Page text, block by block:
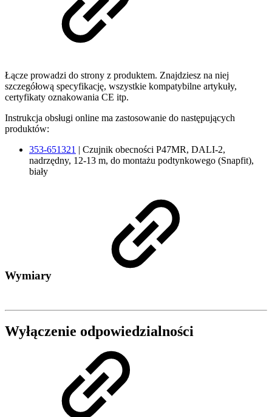
Łącze prowadzi do strony z produktem. Znajdziesz na niej
szczegółową specyfikację, wszystkie kompatybilne artykuły,
certyfikaty oznakowania CE itp.
Instrukcja obsługi online ma zastosowanie do następujących
produktów:
353-651321 | Czujnik obecności P47MR, DALI-2,
nadrzędny, 12-13 m, do montażu podtynkowego (Snapfit),
biały
Wymiary
Wyłączenie odpowiedzialności